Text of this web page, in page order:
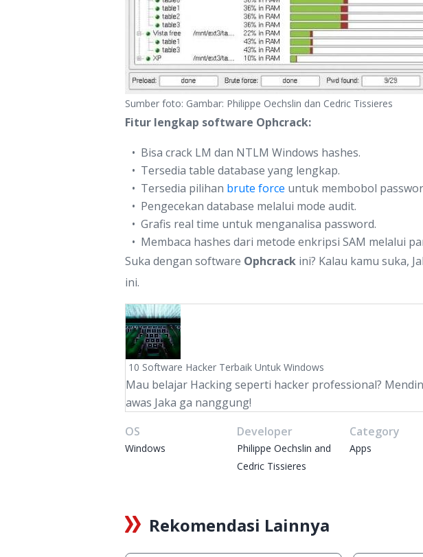
Sumber foto: Gambar: Philippe Oechslin dan Cedric Tissieres
Fitur lengkap software Ophcrack:
Bisa crack LM dan NTLM Windows hashes.
Tersedia table database yang lengkap.
Tersedia pilihan brute force untuk membobol
Pengecekan database melalui mode audit.
Grafis real time untuk menganalisa password.
Membaca hashes dari metode enkripsi SAM melalui
Suka dengan software Ophcrack ini? Kalau kamu suka,
ini.
10 Software Hacker Terbaik Untuk Windows
Mau belajar Hacking seperti hacker professional?
awas Jaka ga nanggung!
OS
Windows
Developer
Philippe Oechslin and
Cedric Tissieres
Category
Apps
Rekomendasi Lainnya